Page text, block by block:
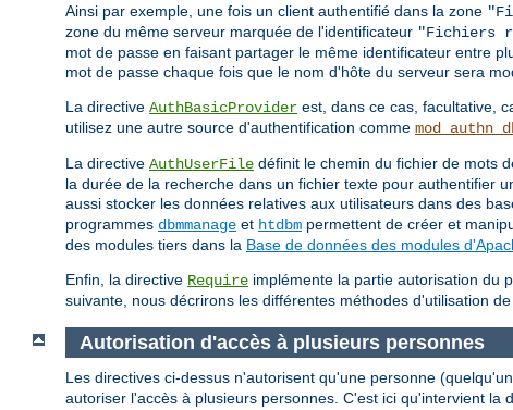
Ainsi par exemple, une fois un client authentifié dans la zone
zone du même serveur marquée de l'identificateur "Fichiers
mot de passe en faisant partager le même identificateur entre
mot de passe chaque fois que le nom d'hôte du serveur sera
La directive AuthBasicProvider est, dans ce cas, facultative,
utilisez une autre source d'authentification comme
La directive AuthUserFile définit le chemin du fichier de mots
la durée de la recherche dans un fichier texte pour authentifier
aussi stocker les données relatives aux utilisateurs dans des
programmes dbmmanage et htdbm permettent de créer et
des modules tiers dans la Base de données des modules
Enfin, la directive Require implémente la partie autorisation du
suivante, nous décrirons les différentes méthodes d'utilisation
Autorisation d'accès à plusieurs personnes
Les directives ci-dessus n'autorisent qu'une personne
autoriser l'accès à plusieurs personnes. C'est ici qu'intervient la